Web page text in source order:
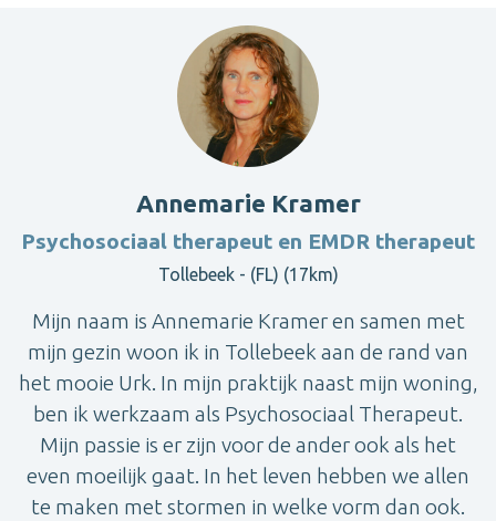
Annemarie Kramer
Psychosociaal therapeut en EMDR therapeut
Tollebeek - (FL) (17km)
Mijn naam is Annemarie Kramer en samen met
mijn gezin woon ik in Tollebeek aan de rand van
het mooie Urk. In mijn praktijk naast mijn woning,
ben ik werkzaam als Psychosociaal Therapeut.
Mijn passie is er zijn voor de ander ook als het
even moeilijk gaat. In het leven hebben we allen
te maken met stormen in welke vorm dan ook.